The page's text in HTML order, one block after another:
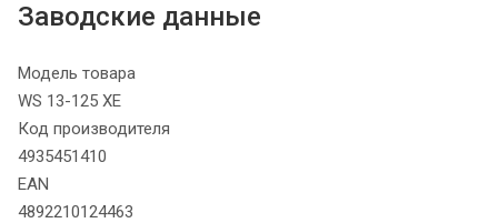
Заводские данные
Модель товара
WS 13-125 XE
Код производителя
4935451410
EAN
4892210124463